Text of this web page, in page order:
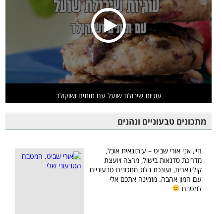
עוגיות שיבולת שועל עם תותים ושוקולד
מתכונים טבעוניים ונהנים
היי, אני אורי שביט – עיתונאית אוכל,
מדריכת סדנאות בישול, מרצה ויועצת
קולינארית, ועורכת בלוג מתכונים טבעוניים
עם המון אהבה. מזמינה אתכם אלי
למטבח